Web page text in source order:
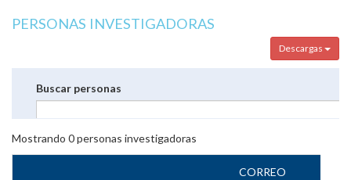
PERSONAS INVESTIGADORAS
Descargas
Buscar personas
Mostrando 0personas investigadoras
CORREO